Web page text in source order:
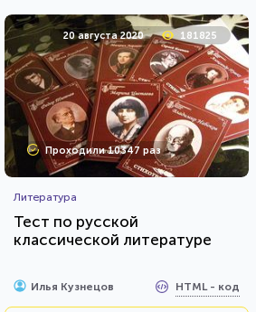
20 августа 2020 181825
Проходили 10347 раз
Литература
Тест по русской
классической литературе
Илья Кузнецов HTML - код